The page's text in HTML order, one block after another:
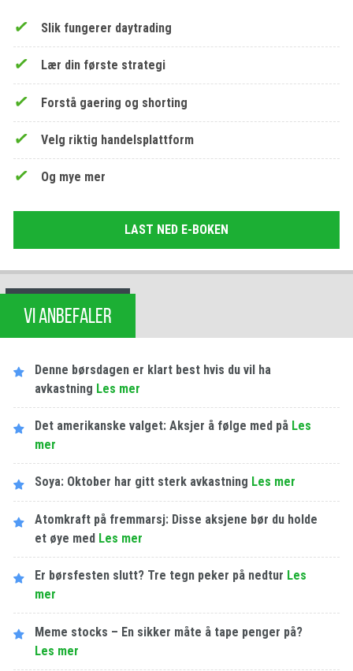
Slik fungerer daytrading
Lær din første strategi
Forstå gaering og shorting
Velg riktig handelsplattform
Og mye mer
LAST NED E-BOKEN
VI ANBEFALER
Denne børsdagen er klart best hvis du vil ha
avkastning Les​ ​mer
Det amerikanske valget: Aksjer å følge med på Les​ ​
mer
Soya: Oktober har gitt sterk avkastning Les​ ​mer
Atomkraft på fremmarsj: Disse aksjene bør du holde
et øye med Les​ ​mer
Er børsfesten slutt? Tre tegn peker på nedtur Les​ ​
mer
Meme stocks – En sikker måte å tape penger på?
Les​ ​mer